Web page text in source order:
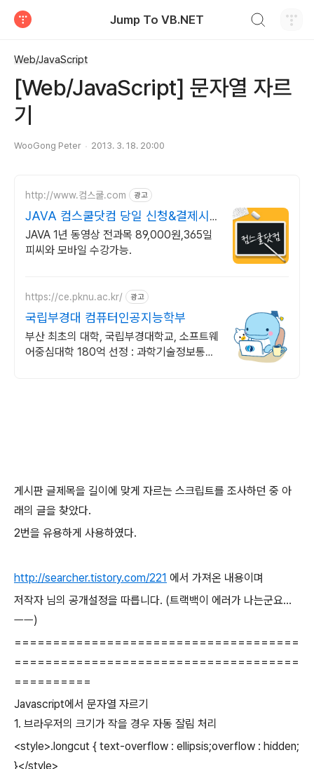
Jump To VB.NET
Web/JavaScript
[Web/JavaScript] 문자열 자르
기
WooGong Peter 2013. 3. 18. 20:00
http://www.컴스쿨.com 광고
JAVA 컴스쿨닷컴 당일 신청&결제시
기프티콘!
JAVA 1년 동영상 전과목 89,000원,365일
피씨와 모바일 수강가능.
https://ce.pknu.ac.kr/ 광고
국립부경대 컴퓨터인공지능학부
부산 최초의 대학, 국립부경대학교, 소프트웨
어중심대학 180억 선정 : 과학기술정보통신
게시판 글제목을 길이에 맞게 자르는 스크립트를 조사하던 중 아
래의 글을 찾았다.
2번을 유용하게 사용하였다.
http://searcher.tistory.com/221 에서 가져온 내용이며
저작자 님의 공개설정을 따릅니다. (트랙백이 에러가 나는군요...
ㅡㅡ)
=====================================
=====================================
==========
Javascript에서 문자열 자르기
1. 브라우저의 크기가 작을 경우 자동 잘림 처리
<style>.longcut { text-overflow : ellipsis;overflow : hidden;
}</style>